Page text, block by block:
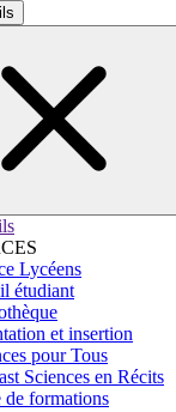
Lycéens
étudiant
et insertion
pour Tous
Sciences en Récits
formations